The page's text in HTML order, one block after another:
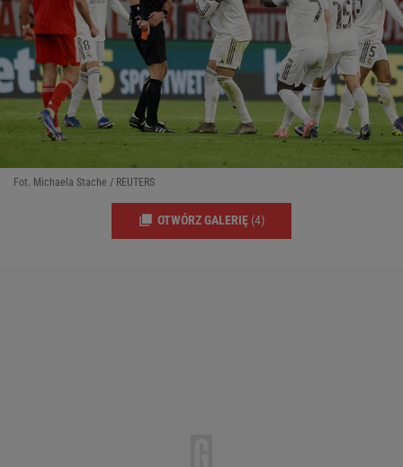
Fot. Michaela Stache / REUTERS
OTWÓRZ GALERIĘ (4)